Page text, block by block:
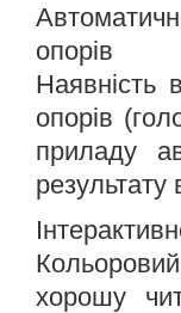
опорів
Наявність
опорів
приладу
хорошу